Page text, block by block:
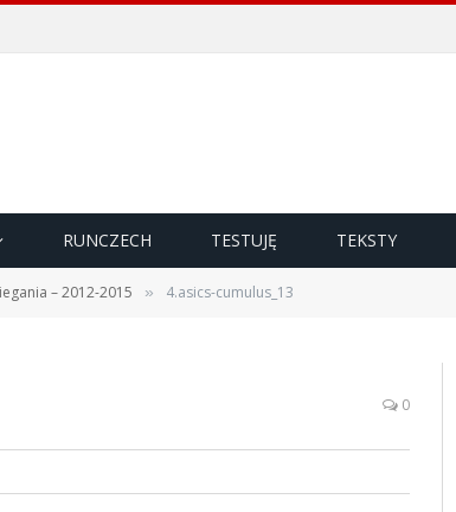
RUNCZECH TESTUJĘ TEKSTY
– 2012-2015 » 4.asics-cumulus_13
0